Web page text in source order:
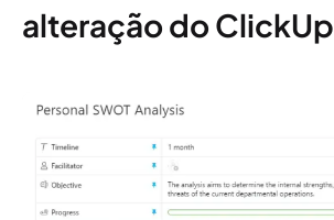
alteração do ClickUp